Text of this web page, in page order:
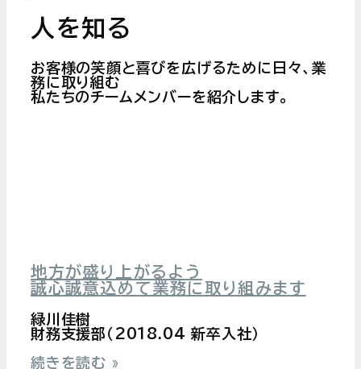
人を知る
お客様の笑顔と喜びを広げるために日々、業
務に取り組む
私たちのチームメンバーを紹介します。
地方が盛り上がるよう
誠心誠意込めて業務に取り組みます
緑川佳樹
財務支援部（2018.04 新卒入社）
続きを読む »